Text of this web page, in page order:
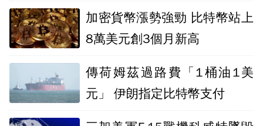
加密貨幣漲勢強勁 比特幣站上
8萬美元創3個月新高
傳荷姆茲過路費「1桶油1美
元」 伊朗指定比特幣支付